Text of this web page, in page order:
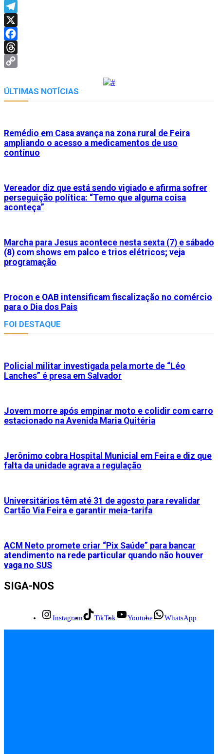
WhatsApp
Telegram
X
Facebook
Threads
Link
ÚLTIMAS NOTÍCIAS
Remédio em Casa avança na zona rural de Feira
ampliando o acesso a medicamentos de uso
contínuo
Vereador diz que está sendo vigiado e afirma sofrer
perseguição política: “Temo que alguma coisa
aconteça”
Marcha para Jesus acontece nesta sexta (7) e sábado
(8) com shows em palco e trios elétricos; veja
programação
Procon e OAB intensificam fiscalização no comércio
para o Dia dos Pais
FOI DESTAQUE
Policial militar investigada pela morte de “Léo
Lanches” é presa em Salvador
Jovem morre após empinar moto e colidir com carro
estacionado na Avenida Maria Quitéria
Jerônimo cobra Hospital Municial em Feira e diz que
falta da unidade agrava a regulação
Universitários têm até 31 de agosto para revalidar
Cartão Via Feira e garantir meia-tarifa
ACM Neto promete criar “Pix Saúde” para bancar
atendimento na rede particular quando não houver
vaga no SUS
SIGA-NOS
Instagram TikTok Youtube WhatsApp